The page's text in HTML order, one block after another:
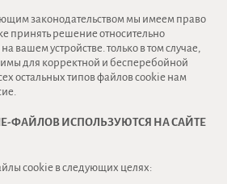
законодательством мы имеем право
принять решение относительно
вашем устройстве. только в том случае,
для корректной и бесперебойной
остальных типов файлов cookie нам
ФАЙЛОВ ИСПОЛЬЗУЮТСЯ НА САЙТЕ
cookie в следующих целях: